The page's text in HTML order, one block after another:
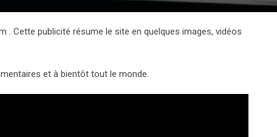
. Cette publicité résume le site en quelques images, vidéos
et à bientôt tout le monde.